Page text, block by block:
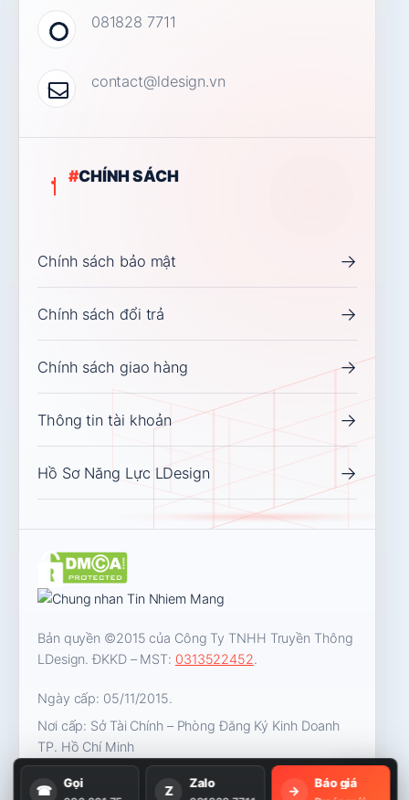
☎
Gọi
Z
Zalo
→
Báo giá
081828 7711
contact@ldesign.vn
#CHÍNH SÁCH
Chính sách bảo mật →
Chính sách đổi trả →
Chính sách giao hàng →
Thông tin tài khoản →
Hồ Sơ Năng Lực LDesign →
Bản quyền ©2015 của Công Ty TNHH Truyền Thông
LDesign. ĐKKD – MST: 0313522452.
Ngày cấp: 05/11/2015.
Nơi cấp: Sở Tài Chính – Phòng Đăng Ký Kinh Doanh
TP. Hồ Chí Minh